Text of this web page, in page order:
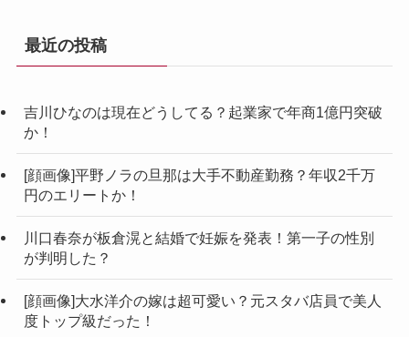
最近の投稿
吉川ひなのは現在どうしてる？起業家で年商1億円突破
か！
[顔画像]平野ノラの旦那は大手不動産勤務？年収2千万
円のエリートか！
川口春奈が板倉滉と結婚で妊娠を発表！第一子の性別
が判明した？
[顔画像]大水洋介の嫁は超可愛い？元スタバ店員で美人
度トップ級だった！